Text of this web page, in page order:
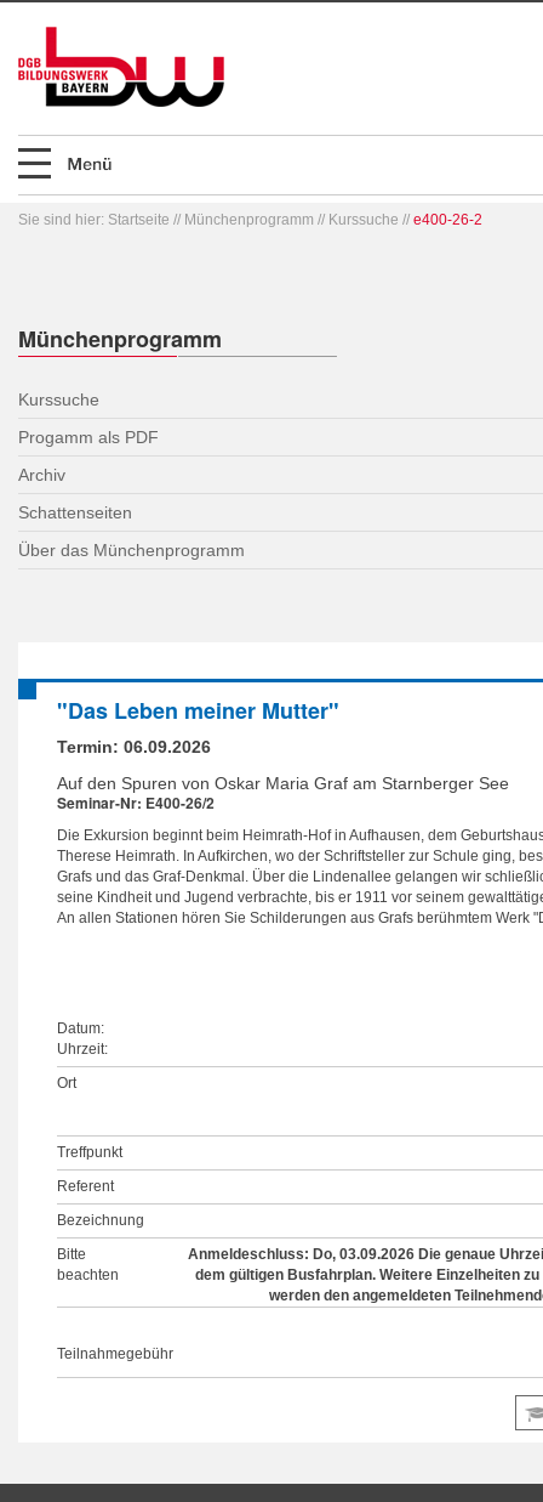
Sie sind hier: Startseite // Münchenprogramm // Kurssuche // e400-26-2
Münchenprogramm
Kurssuche
Progamm als PDF
Archiv
Schattenseiten
Über das Münchenprogramm
"Das Leben meiner Mutter"
Termin: 06.09.2026
Auf den Spuren von Oskar Maria Graf am Starnberger See
Seminar-Nr: E400-26/2
Die Exkursion beginnt beim Heimrath-Hof in Aufhausen, dem
Therese Heimrath. In Aufkirchen, wo der Schriftsteller zur Schule ging,
Grafs und das Graf-Denkmal. Über die Lindenallee gelangen wir
seine Kindheit und Jugend verbrachte, bis er 1911 vor seinem
An allen Stationen hören Sie Schilderungen aus Grafs berühmtem Werk
Datum:
Uhrzeit:
Ort
Treffpunkt
Referent
Bezeichnung
Bitte
beachten
Anmeldeschluss: Do, 03.09.2026 Die genaue
dem gültigen Busfahrplan. Weitere Einzelheiten
werden den angemeldeten
Teilnahmegebühr